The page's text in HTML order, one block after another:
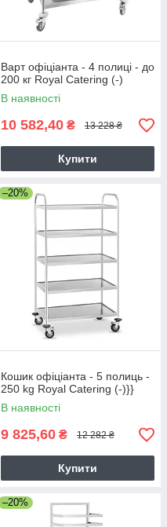
Варт офіціанта - 4 полиці - до
200 кг Royal Catering (-)
В наявності
10 582,40 ₴ 13 228 ₴
Купити
–20%
Кошик офіціанта - 5 полиць -
250 kg Royal Catering (-)}}
В наявності
9 825,60 ₴ 12 282 ₴
Купити
–20%